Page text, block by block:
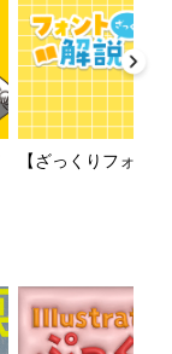
【ざっくりフォン